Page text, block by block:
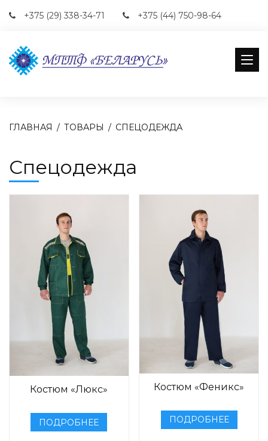
+375 (29) 338-34-71 +375 (44) 750-98-64
ГЛАВНАЯ ТОВАРЫ СПЕЦОДЕЖДА
Спецодежда
Костюм «Люкс»
ПОДРОБНЕЕ
Костюм «Феникс»
ПОДРОБНЕЕ